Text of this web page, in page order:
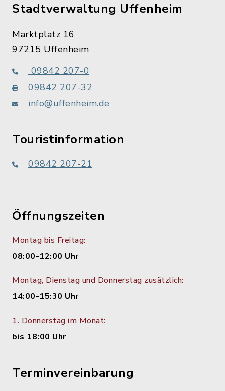
Stadtverwaltung Uffenheim
Marktplatz 16
97215 Uffenheim
09842 207-0
09842 207-32
info@uffenheim.de
Touristinformation
09842 207-21
Öffnungszeiten
Montag bis Freitag:
08:00-12:00 Uhr
Montag, Dienstag und Donnerstag zusätzlich:
14:00-15:30 Uhr
1. Donnerstag im Monat:
bis 18:00 Uhr
Terminvereinbarung